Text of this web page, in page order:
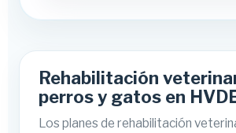
Rehabilitación
perros y gatos en
Los planes de rehabilitación